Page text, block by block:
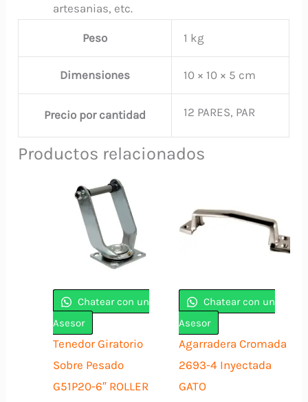
artesanias, etc.
Peso 1 kg
Dimensiones 10 × 10 × 5 cm
Precio por cantidad 12 PARES, PAR
Productos relacionados
Chatear con un
Asesor
Tenedor Giratorio
Sobre Pesado
G51P20-6″ ROLLER
Chatear con un
Asesor
Agarradera Cromada
2693-4 Inyectada
GATO